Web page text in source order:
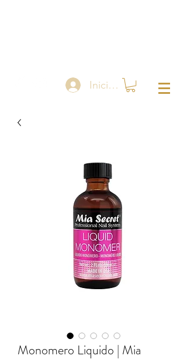
Iniciar sesión
Monomero Liquido | Mia